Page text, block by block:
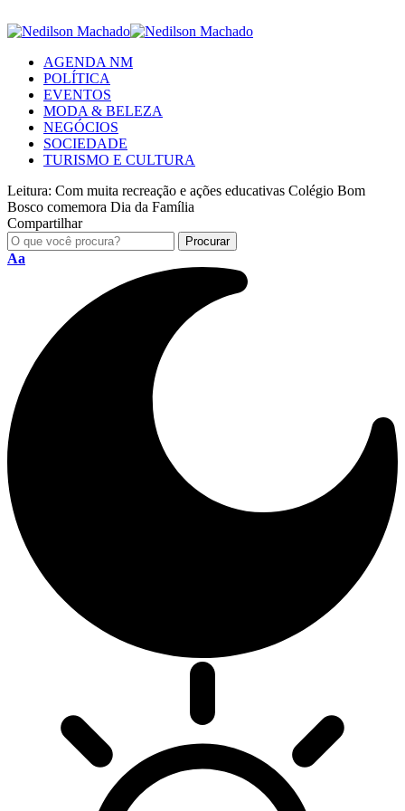
AGENDA NM
POLÍTICA
EVENTOS
MODA & BELEZA
NEGÓCIOS
SOCIEDADE
TURISMO E CULTURA
Leitura: Com muita recreação e ações educativas Colégio Bom
Bosco comemora Dia da Família
Compartilhar
Aa